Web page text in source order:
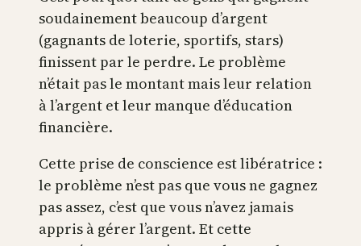
soudainement beaucoup d’argent
(gagnants de loterie, sportifs, stars)
finissent par le perdre. Le problème
n’était pas le montant mais leur relation
à l’argent et leur manque d’éducation
financière.
Cette prise de conscience est libératrice :
le problème n’est pas que vous ne gagnez
pas assez, c’est que vous n’avez jamais
appris à gérer l’argent. Et cette